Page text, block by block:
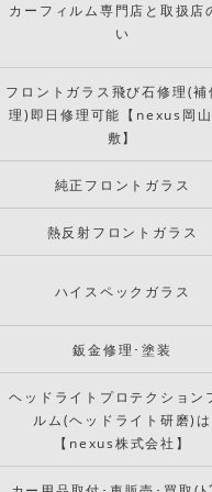
カーフィルム専門店と取扱店
い
フロントガラス飛び石修理(補
理)即日修理可能【nexus岡
敷】
純正フロントガラス
熱反射フロントガラス
ハイスペックガラス
鈑金修理･塗装
ヘッドライトプロテクション
ルム(ヘッドライト研磨)は
【nexus株式会社】